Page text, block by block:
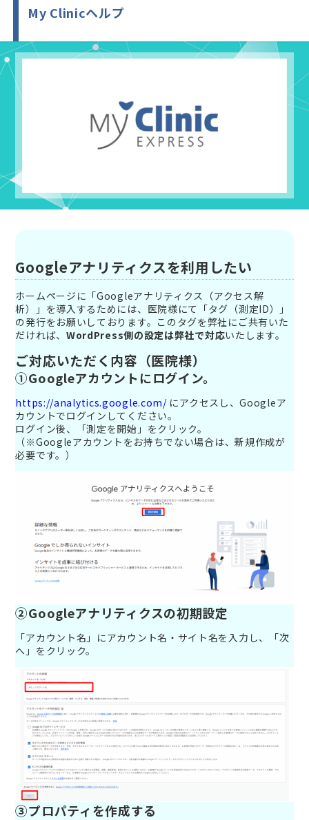
My Clinicヘルプ
Googleアナリティクスを利用したい
ホームページに「Googleアナリティクス（アクセス解
析）」を導入するためには、医院様にて「タグ（測定ID）」
の発行をお願いしております。このタグを弊社にご共有いた
だければ、 WordPress側の設定は弊社で対応いたします。
ご対応いただく内容（医院様）
①Googleアカウントにログイン。
https://analytics.google.com/にアクセスし、Googleア
カウントでログインしてください。
ログイン後、「測定を開始」をクリック。
（※Googleアカウントをお持ちでない場合は、新規作成が
必要です。）
②Googleアナリティクスの初期設定
「アカウント名」にアカウント名・サイト名を入力し、「次
へ」をクリック。
③プロパティを作成する